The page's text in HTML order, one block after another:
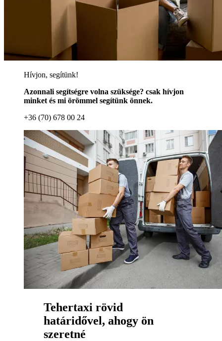
Hívjon, segítünk!
Azonnali segítségre volna szüksége? csak hívjon
minket és mi örömmel segítünk önnek.
+36 (70) 678 00 24
Tehertaxi rövid
határidővel, ahogy ön
szeretné